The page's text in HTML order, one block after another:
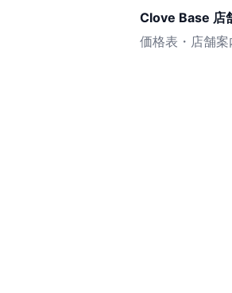
Clove Base 店
価格表・店舗案